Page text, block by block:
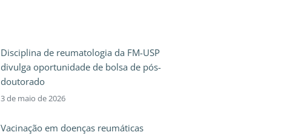
Disciplina de reumatologia da FM-USP
divulga oportunidade de bolsa de pós-
doutorado
3 de maio de 2026
Vacinação em doenças reumáticas